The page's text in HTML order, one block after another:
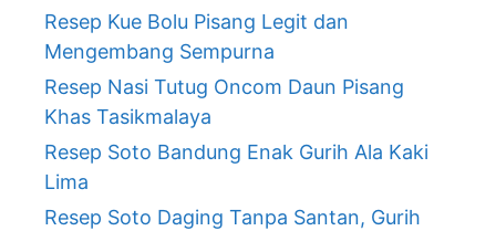
Resep Kue Bolu Pisang Legit dan
Mengembang Sempurna
Resep Nasi Tutug Oncom Daun Pisang
Khas Tasikmalaya
Resep Soto Bandung Enak Gurih Ala Kaki
Lima
Resep Soto Daging Tanpa Santan, Gurih